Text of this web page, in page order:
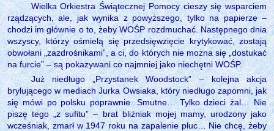
Wielka Orkiestra Świątecznej Pomocy cieszy się wsparciem
rządzących, ale, jak wynika z powyższego, tylko na papierze –
chodzi im głównie o to, żeby WOŚP rozdmuchać. Następnego dnia
wszyscy, którzy ośmielą się przedsięwzięcie krytykować, zostają
obwołani „zazdrośnikami”, a ci, do których nie można się „dostukać
na furcie” – są pokazywani co najmniej jako niechętni WOŚP.
Już niedługo „Przystanek Woodstock” – kolejna akcja
brylującego w mediach Jurka Owsiaka, który niedługo zapomni, jak
się mówi po polsku poprawnie. Smutne… Tylko dzieci żal… Nie
piszę tego „z sufitu” – brat bliźniak mojej mamy, urodzony jako
wcześniak, zmarł w 1947 roku na zapalenie płuc… Nie chcę, żeby